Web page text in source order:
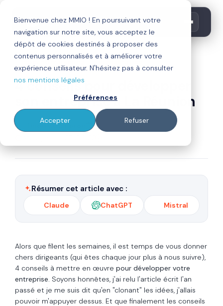
Bienvenue chez MMIO ! En poursuivant votre
navigation sur notre site, vous acceptez le
dépôt de cookies destinés à proposer des
contenus personnalisés et à améliorer votre
expérience utilisateur. N'hésitez pas à consulter
nos mentions légales
Préférences
Accepter Refuser
inbound marketing
4 conseils pour développer
son entreprise à La Réunion
Par Thierry Calderon
Publié le 23/11/16
Résumer cet article avec :
Claude ChatGPT Mistral
Alors que filent les semaines, il est temps de vous donner
chers dirigeants (qui êtes chaque jour plus à nous suivre),
4 conseils à mettre en œuvre pour développer votre
entreprise. Soyons honnêtes, j'ai relu l'article écrit l'an
passé et je me suis dit qu'en "clonant" les idées, j'allais
pouvoir m'appuyer dessus. Et que finalement les conseils